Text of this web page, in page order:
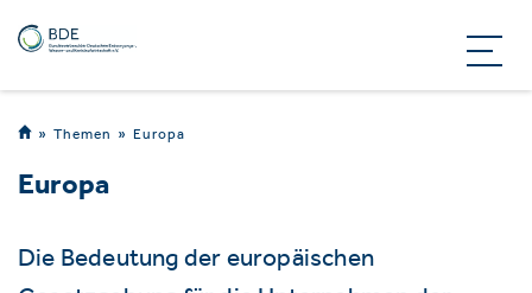
Themen Europa
Europa
Die Bedeutung der europäischen